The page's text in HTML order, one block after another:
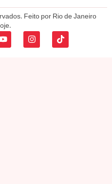
Feito por Rio de Janeiro